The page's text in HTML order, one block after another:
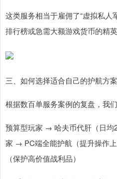
这类服务相当于雇佣了“虚拟私人
排行榜或急需大额游戏货币的精英
三、如何选择适合自己的护航方
根据数百单服务案例的复盘，我
预算型玩家 → 哈夫币代肝（日均
家 → PC端全能护航（提升操作
（保护高价值战利品）